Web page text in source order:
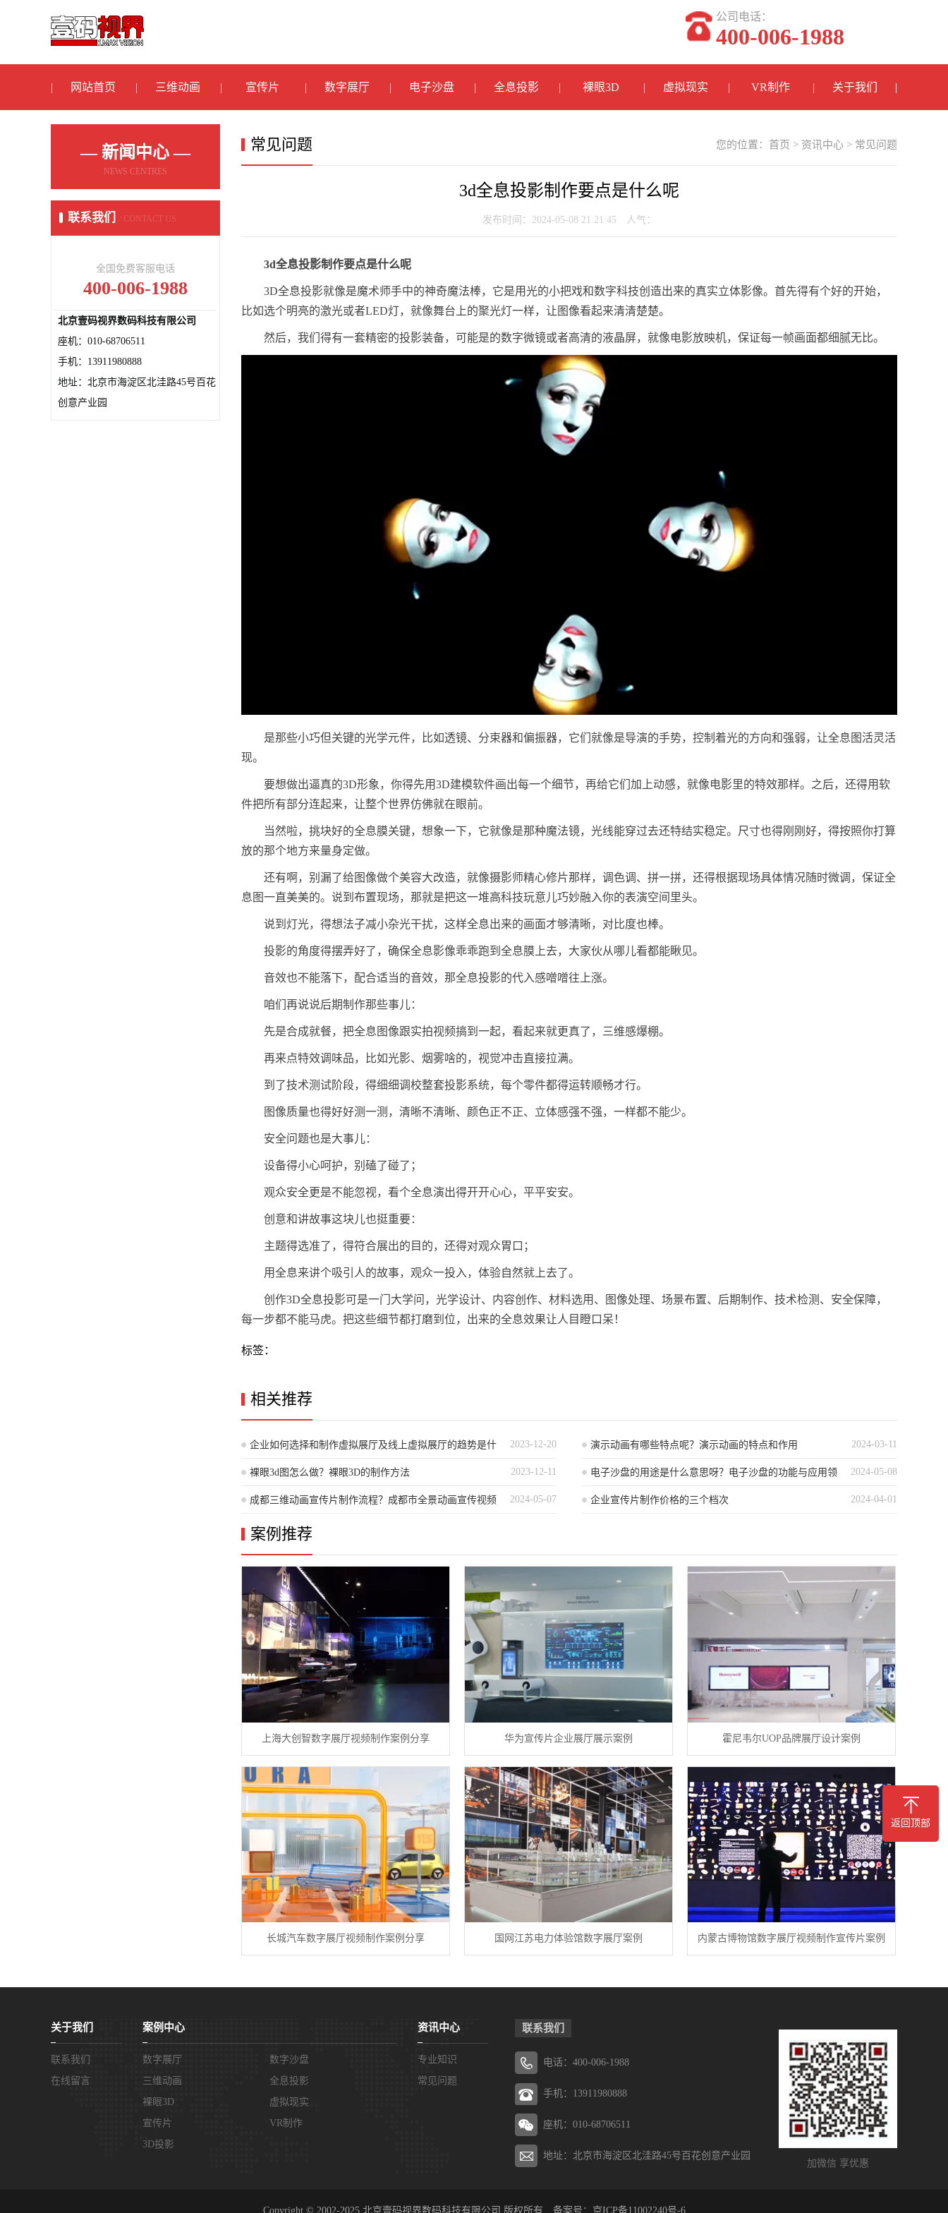
公司电话：
400-006-1988
网站首页 三维动画 宣传片 数字展厅 电子沙盘 全息投影 裸眼3D 虚拟现实 VR制作 关于我们
— 新闻中心 —
NEWS CENTRES
联系我们 / CONTACT US
全国免费客服电话
400-006-1988
北京壹码视界数码科技有限公司
座机：010-68706511
手机：13911980888
地址：北京市海淀区北洼路45号百花
创意产业园
您的位置： 首页 > 资讯中心 > 常见问题
常见问题
3d全息投影制作要点是什么呢
发布时间：2024-05-08 21:21:45 人气：
3d全息投影制作要点是什么呢
3D全息投影就像是魔术师手中的神奇魔法棒，它是用光的小把戏和数字科技创造出来的真实立体影像。首先得有个好的开始，
比如选个明亮的激光或者LED灯，就像舞台上的聚光灯一样，让图像看起来清清楚楚。
然后，我们得有一套精密的投影装备，可能是的数字微镜或者高清的液晶屏，就像电影放映机，保证每一帧画面都细腻无比。
是那些小巧但关键的光学元件，比如透镜、分束器和偏振器，它们就像是导演的手势，控制着光的方向和强弱，让全息图活灵活
现。
要想做出逼真的3D形象，你得先用3D建模软件画出每一个细节，再给它们加上动感，就像电影里的特效那样。之后，还得用软
件把所有部分连起来，让整个世界仿佛就在眼前。
当然啦，挑块好的全息膜关键，想象一下，它就像是那种魔法镜，光线能穿过去还特结实稳定。尺寸也得刚刚好，得按照你打算
放的那个地方来量身定做。
还有啊，别漏了给图像做个美容大改造，就像摄影师精心修片那样，调色调、拼一拼，还得根据现场具体情况随时微调，保证全
息图一直美美的。说到布置现场，那就是把这一堆高科技玩意儿巧妙融入你的表演空间里头。
说到灯光，得想法子减小杂光干扰，这样全息出来的画面才够清晰，对比度也棒。
投影的角度得摆弄好了，确保全息影像乖乖跑到全息膜上去，大家伙从哪儿看都能瞅见。
音效也不能落下，配合适当的音效，那全息投影的代入感噌噌往上涨。
咱们再说说后期制作那些事儿：
先是合成就餐，把全息图像跟实拍视频搞到一起，看起来就更真了，三维感爆棚。
再来点特效调味品，比如光影、烟雾啥的，视觉冲击直接拉满。
到了技术测试阶段，得细细调校整套投影系统，每个零件都得运转顺畅才行。
图像质量也得好好测一测，清晰不清晰、颜色正不正、立体感强不强，一样都不能少。
安全问题也是大事儿：
设备得小心呵护，别磕了碰了；
观众安全更是不能忽视，看个全息演出得开开心心，平平安安。
创意和讲故事这块儿也挺重要：
主题得选准了，得符合展出的目的，还得对观众胃口；
用全息来讲个吸引人的故事，观众一投入，体验自然就上去了。
创作3D全息投影可是一门大学问，光学设计、内容创作、材料选用、图像处理、场景布置、后期制作、技术检测、安全保障，
每一步都不能马虎。把这些细节都打磨到位，出来的全息效果让人目瞪口呆！
标签：
相关推荐
2023-12-20
企业如何选择和制作虚拟展厅及线上虚拟展厅的趋势是什
么
2024-03-11
演示动画有哪些特点呢？演示动画的特点和作用
2023-12-11
裸眼3d图怎么做？裸眼3D的制作方法 2024-05-08
电子沙盘的用途是什么意思呀？电子沙盘的功能与应用领
域解析
2024-05-07
成都三维动画宣传片制作流程？成都市全景动画宣传视频
制作步骤详解
2024-04-01
企业宣传片制作价格的三个档次
案例推荐
上海大创智数字展厅视频制作案例分享 华为宣传片企业展厅展示案例 霍尼韦尔UOP品牌展厅设计案例
长城汽车数字展厅视频制作案例分享 国网江苏电力体验馆数字展厅案例 内蒙古博物馆数字展厅视频制作宣传片案例
关于我们
联系我们
在线留言
案例中心
数字展厅
数字沙盘
三维动画
全息投影
裸眼3D
虚拟现实
宣传片
VR制作
3D投影
资讯中心
专业知识
常见问题
加微信 享优惠
联系我们
电话：400-006-1988
手机：13911980888
座机：010-68706511
地址：北京市海淀区北洼路45号百花创意产业园
Copyright © 2002-2025 北京壹码视界数码科技有限公司 版权所有 备案号： 京ICP备11002240号-6
返回顶部